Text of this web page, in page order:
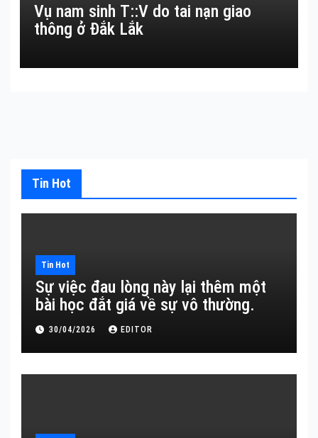
Vụ nam sinh T::V do tai nạn giao
thông ở Đắk Lắk
Tin Hot
Tin Hot
Sự việc đau lòng này lại thêm một
bài học đắt giá về sự vô thường.
30/04/2026 EDITOR